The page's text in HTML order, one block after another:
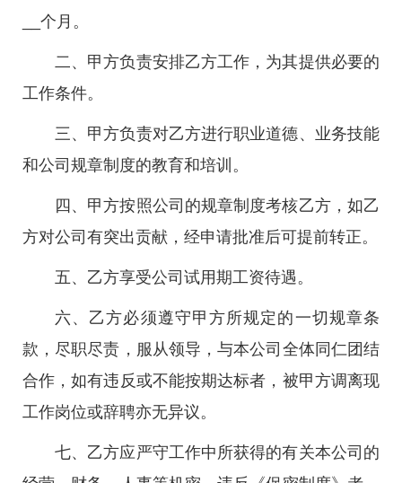
__个月。
二、甲方负责安排乙方工作，为其提供必要的
工作条件。
三、甲方负责对乙方进行职业道德、业务技能
和公司规章制度的教育和培训。
四、甲方按照公司的规章制度考核乙方，如乙
方对公司有突出贡献，经申请批准后可提前转正。
五、乙方享受公司试用期工资待遇。
六、乙方必须遵守甲方所规定的一切规章条
款，尽职尽责，服从领导，与本公司全体同仁团结
合作，如有违反或不能按期达标者，被甲方调离现
工作岗位或辞聘亦无异议。
七、乙方应严守工作中所获得的有关本公司的